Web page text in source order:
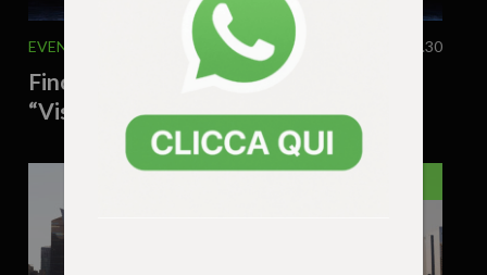
EVENTI MUSICA & SPETTACOLO 29 Luglio 2026 - 12.30
Fino al 31 luglio a Vicenza il festival
“Visioni di Danza”